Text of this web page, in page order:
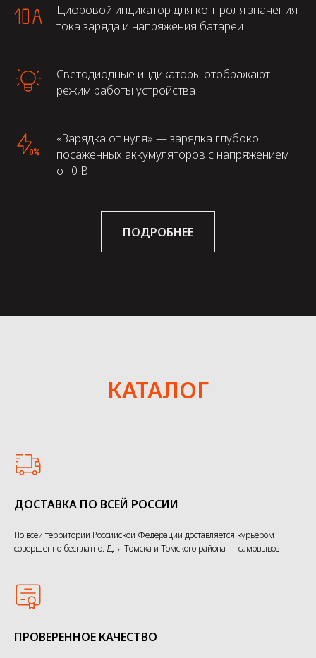
Цифровой индикатор для контроля значения
тока заряда и напряжения батареи
Светодиодные индикаторы отображают
режим работы устройства
«Зарядка от нуля» — зарядка глубоко
посаженных аккумуляторов с напряжением
от 0 В
ПОДРОБНЕЕ
КАТАЛОГ
ДОСТАВКА ПО ВСЕЙ РОССИИ
По всей территории Российской Федерации доставляется курьером
совершенно бесплатно. Для Томска и Томского района — самовывоз
ПРОВЕРЕННОЕ КАЧЕСТВО